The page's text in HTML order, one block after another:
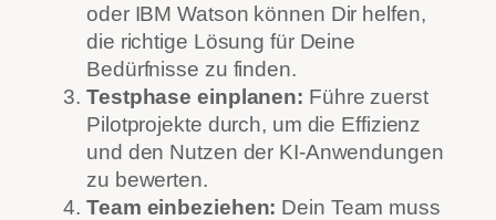
oder IBM Watson können Dir helfen,
die richtige Lösung für Deine
Bedürfnisse zu finden.
Testphase einplanen: Führe zuerst
Pilotprojekte durch, um die Effizienz
und den Nutzen der KI-Anwendungen
zu bewerten.
Team einbeziehen: Dein Team muss